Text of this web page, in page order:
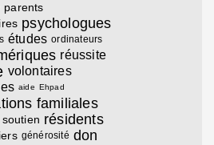
parents
psychologues
études ordinateurs
réussite
volontaires
aide Ehpad
familiales
soutien résidents
générosité don